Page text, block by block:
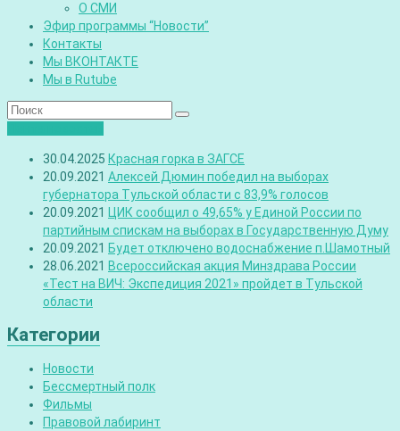
О СМИ
Эфир программы “Новости”
Контакты
Мы ВКОНТАКТЕ
Мы в Rutube
30.04.2025 Красная горка в ЗАГСЕ
20.09.2021 Алексей Дюмин победил на выборах
губернатора Тульской области с 83,9% голосов
20.09.2021 ЦИК сообщил о 49,65% у Единой России по
партийным спискам на выборах в Государственную Думу
20.09.2021 Будет отключено водоснабжение п.Шамотный
28.06.2021 Всероссийская акция Минздрава России
«Тест на ВИЧ: Экспедиция 2021» пройдет в Тульской
области
Категории
Новости
Бессмертный полк
Фильмы
Правовой лабиринт